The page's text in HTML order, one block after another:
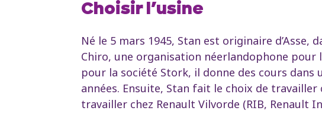
Choisir l’usine
Né le 5 mars 1945, Stan est originaire d’Asse,
Chiro, une organisation néerlandophone
pour la société Stork, il donne des cours
années. Ensuite, Stan fait le choix de travailler
travailler chez Renault Vilvorde (RIB, Renault